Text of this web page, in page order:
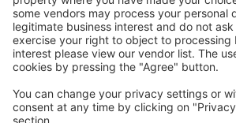
conectați.
Cazarea preferată
Alege din peste 1,3 mil. de opţiuni: